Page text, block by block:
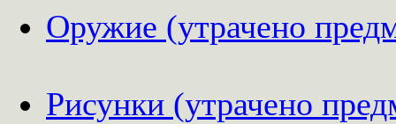
Оружие (утрачено
Рисунки (утрачено